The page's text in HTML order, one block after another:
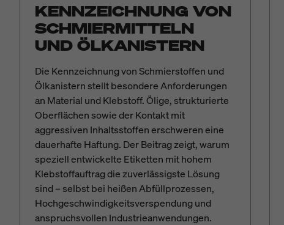
KENNZEICHNUNG VON
SCHMIERMITTELN
UND ÖLKANISTERN
Die Kennzeichnung von Schmierstoffen und
Ölkanistern stellt besondere Anforderungen
an Material und Klebstoff. Ölige, strukturierte
Oberflächen sowie der Kontakt mit
aggressiven Inhaltsstoffen erschweren eine
dauerhafte Haftung. Der Beitrag zeigt, warum
speziell entwickelte Etiketten mit hohem
Klebstoffauftrag die zuverlässigste Lösung
sind – selbst bei heißen Abfüllprozessen,
Hochgeschwindigkeitsverspendung und
anspruchsvollen Industrieanwendungen.